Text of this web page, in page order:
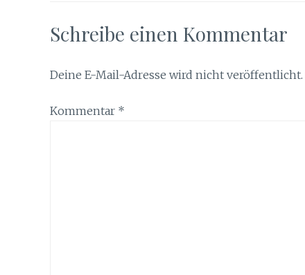
Schreibe einen Kommentar
Deine E-Mail-Adresse wird nicht veröffentlicht.
Kommentar *